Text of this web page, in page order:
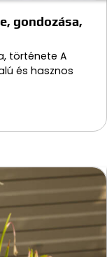
gondozása,
története A
és hasznos